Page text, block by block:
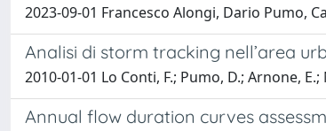
2023-09-01 Francesco Alongi, Dario Pumo,
Analisi di storm tracking nell’area
2010-01-01 Lo Conti, F.; Pumo, D.; Arnone,
Annual flow duration curves